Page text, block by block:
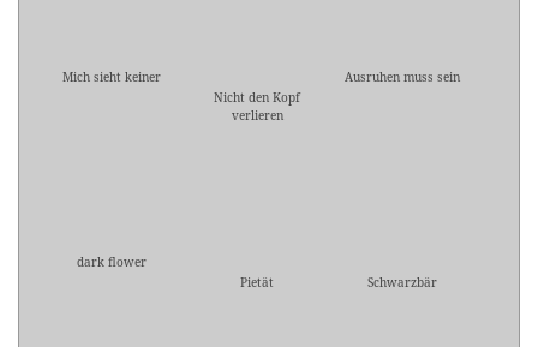
Mich sieht keiner
Nicht den Kopf
verlieren
Ausruhen muss sein
dark flower
Pietät
Schwarzbär